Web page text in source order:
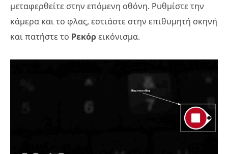
μεταφερθείτε στην επόμενη οθόνη. Ρυθμίστε την
κάμερα και το φλας, εστιάστε στην επιθυμητή σκηνή
και πατήστε το Ρεκόρεικόνισμα.